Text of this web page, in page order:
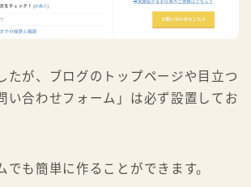
たが、ブログのトップページや目立つ
い合わせフォーム」は必ず設置してお
でも簡単に作ることができます。